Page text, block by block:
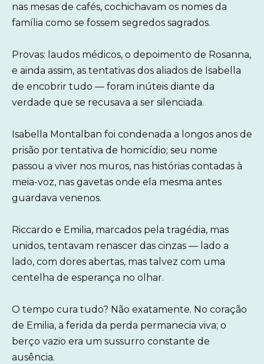
nas mesas de cafés, cochichavam os nomes da
família como se fossem segredos sagrados.
Provas: laudos médicos, o depoimento de Rosanna,
e ainda assim, as tentativas dos aliados de Isabella
de encobrir tudo — foram inúteis diante da
verdade que se recusava a ser silenciada.
Isabella Montalban foi condenada a longos anos de
prisão por tentativa de homicídio; seu nome
passou a viver nos muros, nas histórias contadas à
meia-voz, nas gavetas onde ela mesma antes
guardava venenos.
Riccardo e Emilia, marcados pela tragédia, mas
unidos, tentavam renascer das cinzas — lado a
lado, com dores abertas, mas talvez com uma
centelha de esperança no olhar.
O tempo cura tudo? Não exatamente. No coração
de Emilia, a ferida da perda permanecia viva; o
berço vazio era um sussurro constante de
ausência.